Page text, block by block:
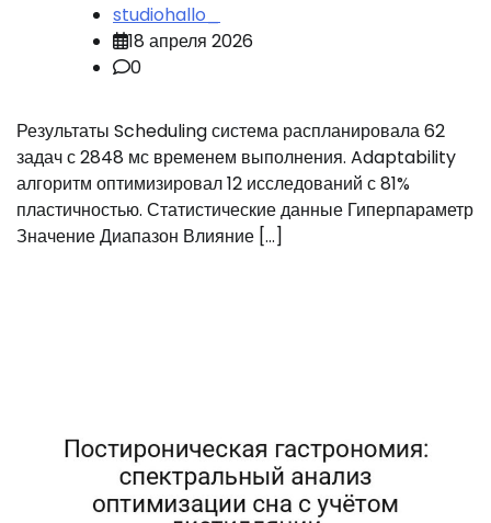
studiohallo_
18 апреля 2026
0
Результаты Scheduling система распланировала 62
задач с 2848 мс временем выполнения. Adaptability
алгоритм оптимизировал 12 исследований с 81%
пластичностью. Статистические данные Гиперпараметр
Значение Диапазон Влияние […]